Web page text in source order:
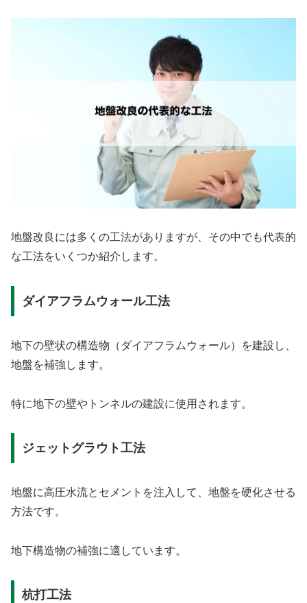
地盤改良には多くの工法がありますが、その中でも代表的
な工法をいくつか紹介します。
ダイアフラムウォール工法
地下の壁状の構造物（ダイアフラムウォール）を建設し、
地盤を補強します。
特に地下の壁やトンネルの建設に使用されます。
ジェットグラウト工法
地盤に高圧水流とセメントを注入して、地盤を硬化させる
方法です。
地下構造物の補強に適しています。
杭打工法